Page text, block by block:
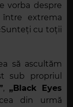
vorba despre
extrema
cu toții
să ascultăm
sub propriul
,„Black Eyes
din urmă